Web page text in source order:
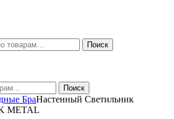
Поиск
Поиск
БраНастенный Светильник
METAL